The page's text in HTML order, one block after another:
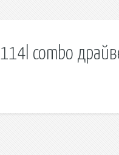
combo